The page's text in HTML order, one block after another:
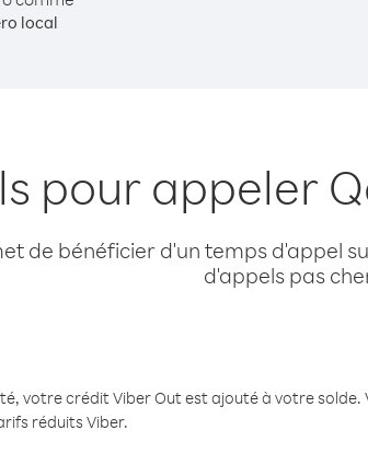
local
pour appeler
de bénéficier d'un temps d'appel
d'appels pas
votre crédit Viber Out est ajouté à votre
réduits Viber.